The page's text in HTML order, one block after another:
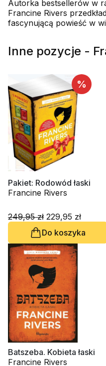
Autorka bestsellerów w
Francine Rivers
fascynującą powieść w
Inne pozycje -
%
Pakiet: Rodowód łaski
Francine Rivers
249,95 zł 229,95 zł
Do koszyka
Batszeba. Kobieta łaski
Francine Rivers